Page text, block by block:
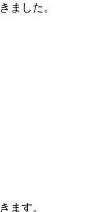
ました。
ます。